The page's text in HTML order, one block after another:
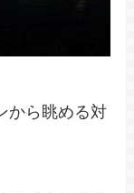
から眺める対